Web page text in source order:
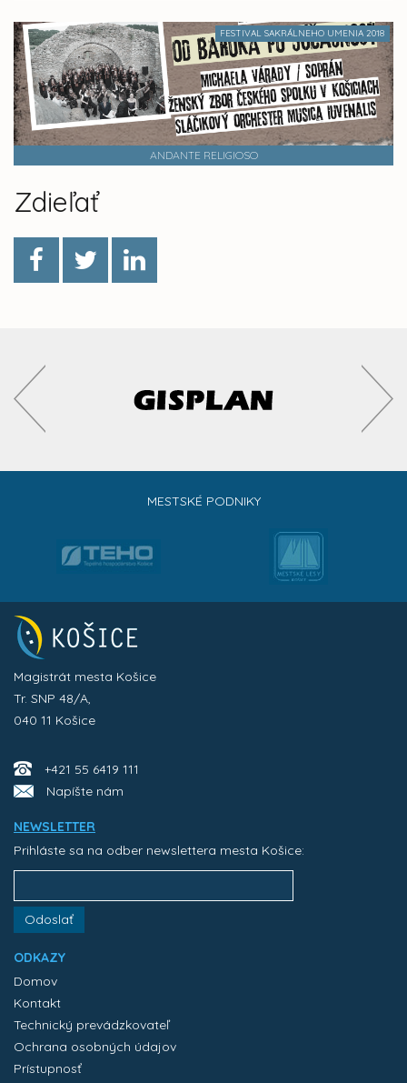
FESTIVAL SAKRÁLNEHO UMENIA 2018
ANDANTE RELIGIOSO
Zdieľať
MESTSKÉ PODNIKY
Magistrát mesta Košice
Tr. SNP 48/A,
040 11 Košice
+421 55 6419 111
Napíšte nám
NEWSLETTER
Prihláste sa na odber newslettera mesta Košice:
Odoslať
ODKAZY
Domov
Kontakt
Technický prevádzkovateľ
Ochrana osobných údajov
Prístupnosť